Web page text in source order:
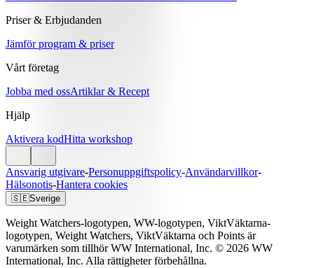
Priser & Erbjudanden
Jämför program & priser
Vårt företag
Jobba med ossArtiklar & Recept
Hjälp
Aktivera kodHitta workshop
Ansvarig utgivare-Personuppgiftspolicy-Användarvillkor-
Hälsonotis-Hantera cookies
🇸🇪Sverige
Weight Watchers-logotypen, WW-logotypen, ViktVäktarna-
logotypen, Weight Watchers, ViktVäktarna och Points är
varumärken som tillhör WW International, Inc. © 2026 WW
International, Inc. Alla rättigheter förbehållna.